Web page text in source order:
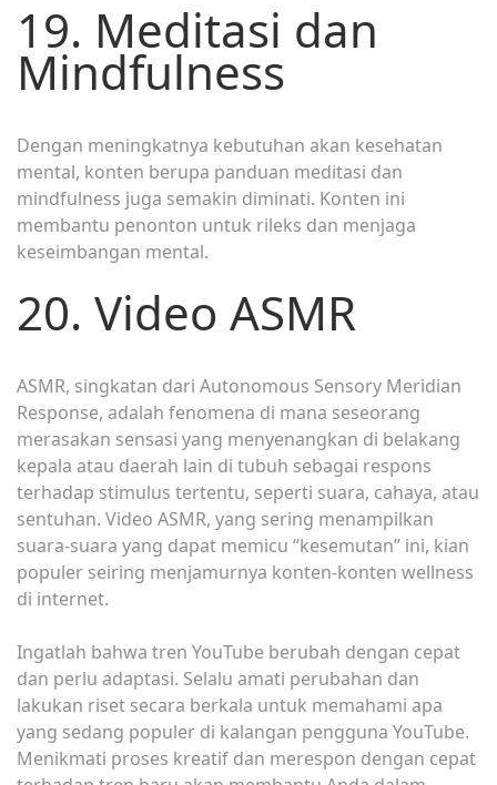
19. Meditasi dan
Mindfulness
Dengan meningkatnya kebutuhan akan kesehatan
mental, konten berupa panduan meditasi dan
mindfulness juga semakin diminati. Konten ini
membantu penonton untuk rileks dan menjaga
keseimbangan mental.
20. Video ASMR
ASMR, singkatan dari Autonomous Sensory Meridian
Response, adalah fenomena di mana seseorang
merasakan sensasi yang menyenangkan di belakang
kepala atau daerah lain di tubuh sebagai respons
terhadap stimulus tertentu, seperti suara, cahaya, atau
sentuhan. Video ASMR, yang sering menampilkan
suara-suara yang dapat memicu “kesemutan” ini, kian
populer seiring menjamurnya konten-konten wellness
di internet.
Ingatlah bahwa tren YouTube berubah dengan cepat
dan perlu adaptasi. Selalu amati perubahan dan
lakukan riset secara berkala untuk memahami apa
yang sedang populer di kalangan pengguna YouTube.
Menikmati proses kreatif dan merespon dengan cepat